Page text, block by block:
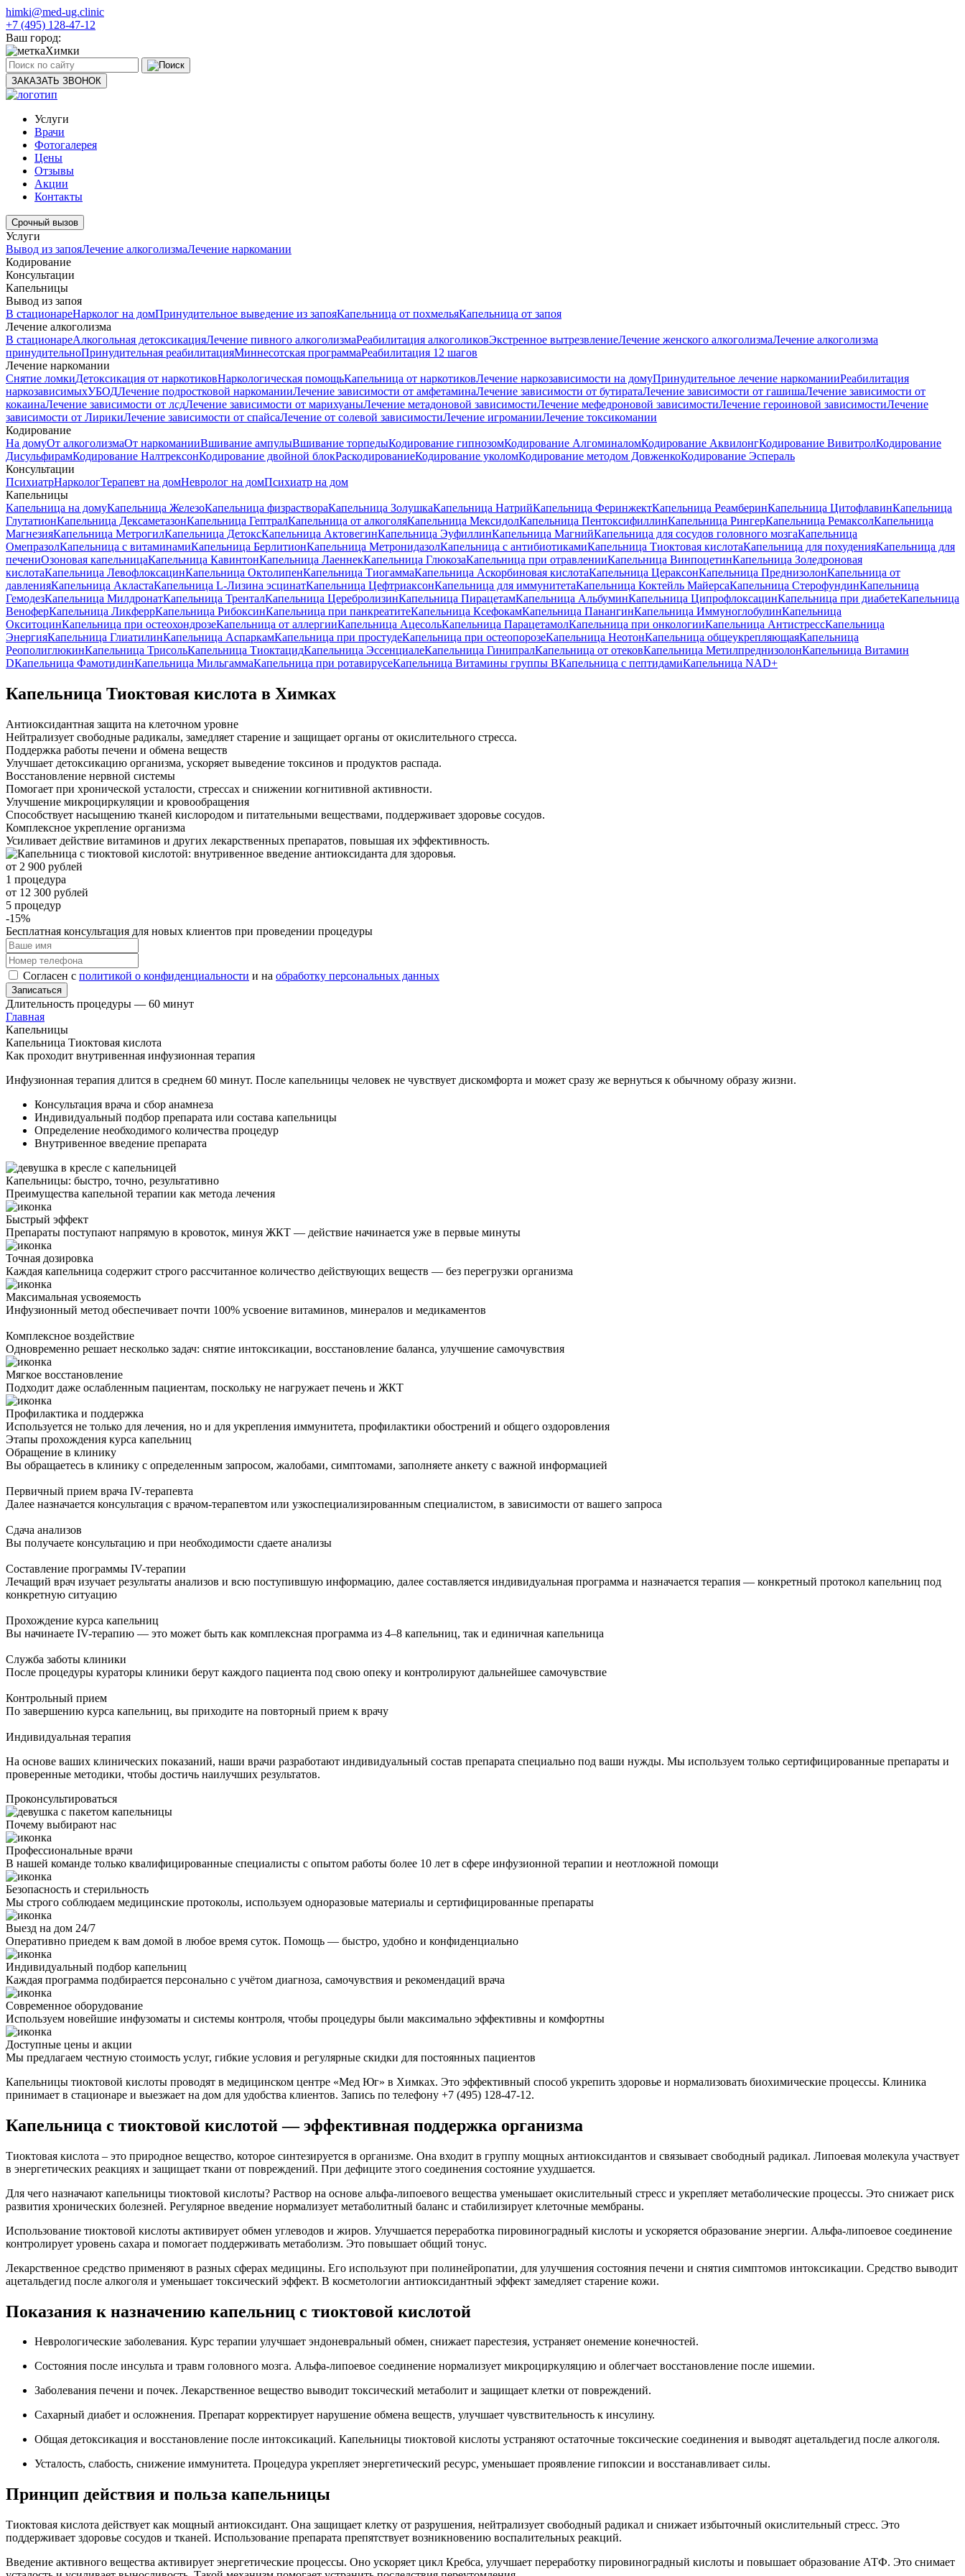
himki@med-ug.clinic
+7 (495) 128-47-12
Ваш город:
Химки
ЗАКАЗАТЬ ЗВОНОК
Услуги
Врачи
Фотогалерея
Цены
Отзывы
Акции
Контакты
Срочный вызов
Услуги
Вывод из запояЛечение алкоголизмаЛечение наркомании
Кодирование
Консультации
Капельницы
Вывод из запоя
В стационареНарколог на домПринудительное выведение из запояКапельница от похмельяКапельница от запоя
Лечение алкоголизма
В стационареАлкогольная детоксикацияЛечение пивного алкоголизмаРеабилитация алкоголиковЭкстренное вытрезвлениеЛечение женского алкоголизмаЛечение алкоголизма
принудительноПринудительная реабилитацияМиннесотская программаРеабилитация 12 шагов
Лечение наркомании
Снятие ломкиДетоксикация от наркотиковНаркологическая помощьКапельница от наркотиковЛечение наркозависимости на домуПринудительное лечение наркоманииРеабилитация
наркозависимыхУБОДЛечение подростковой наркоманииЛечение зависимости от амфетаминаЛечение зависимости от бутиратаЛечение зависимости от гашишаЛечение зависимости от
кокаинаЛечение зависимости от лсдЛечение зависимости от марихуаныЛечение метадоновой зависимостиЛечение мефедроновой зависимостиЛечение героиновой зависимостиЛечение
зависимости от ЛирикиЛечение зависимости от спайсаЛечение от солевой зависимостиЛечение игроманииЛечение токсикомании
Кодирование
На домуОт алкоголизмаОт наркоманииВшивание ампулыВшивание торпедыКодирование гипнозомКодирование АлгоминаломКодирование АквилонгКодирование ВивитролКодирование
ДисульфирамКодирование НалтрексонКодирование двойной блокРаскодированиеКодирование уколомКодирование методом ДовженкоКодирование Эспераль
Консультации
ПсихиатрНаркологТерапевт на домНевролог на домПсихиатр на дом
Капельницы
Капельница на домуКапельница ЖелезоКапельница физраствораКапельница ЗолушкаКапельница НатрийКапельница ФеринжектКапельница РеамберинКапельница ЦитофлавинКапельница
ГлутатионКапельница ДексаметазонКапельница ГептралКапельница от алкоголяКапельница МексидолКапельница ПентоксифиллинКапельница РингерКапельница РемаксолКапельница
МагнезияКапельница МетрогилКапельница ДетоксКапельница АктовегинКапельница ЭуфиллинКапельница МагнийКапельница для сосудов головного мозгаКапельница
ОмепразолКапельница с витаминамиКапельница БерлитионКапельница МетронидазолКапельница с антибиотикамиКапельница Тиоктовая кислотаКапельница для похуденияКапельница для
печениОзоновая капельницаКапельница КавинтонКапельница ЛаеннекКапельница ГлюкозаКапельница при отравленииКапельница ВинпоцетинКапельница Золедроновая
кислотаКапельница ЛевофлоксацинКапельница ОктолипенКапельница ТиогаммаКапельница Аскорбиновая кислотаКапельница ЦераксонКапельница ПреднизолонКапельница от
давленияКапельница АкластаКапельница L-Лизина эсцинатКапельница ЦефтриаксонКапельница для иммунитетаКапельница Коктейль МайерсаКапельница СтерофундинКапельница
ГемодезКапельница МилдронатКапельница ТренталКапельница ЦеребролизинКапельница ПирацетамКапельница АльбуминКапельница ЦипрофлоксацинКапельница при диабетеКапельница
ВеноферКапельница ЛикферрКапельница РибоксинКапельница при панкреатитеКапельница КсефокамКапельница ПанангинКапельница ИммуноглобулинКапельница
ОкситоцинКапельница при остеохондрозеКапельница от аллергииКапельница АцесольКапельница ПарацетамолКапельница при онкологииКапельница АнтистрессКапельница
ЭнергияКапельница ГлиатилинКапельница АспаркамКапельница при простудеКапельница при остеопорозеКапельница НеотонКапельница общеукрепляющаяКапельница
РеополиглюкинКапельница ТрисольКапельница ТиоктацидКапельница ЭссенциалеКапельница ГинипралКапельница от отековКапельница МетилпреднизолонКапельница Витамин
DКапельница ФамотидинКапельница МильгаммаКапельница при ротавирусеКапельница Витамины группы BКапельница с пептидамиКапельница NAD+
Капельница Тиоктовая кислота в Химках
Антиоксидантная защита на клеточном уровне
Нейтрализует свободные радикалы, замедляет старение и защищает органы от окислительного стресса.
Поддержка работы печени и обмена веществ
Улучшает детоксикацию организма, ускоряет выведение токсинов и продуктов распада.
Восстановление нервной системы
Помогает при хронической усталости, стрессах и снижении когнитивной активности.
Улучшение микроциркуляции и кровообращения
Способствует насыщению тканей кислородом и питательными веществами, поддерживает здоровье сосудов.
Комплексное укрепление организма
Усиливает действие витаминов и других лекарственных препаратов, повышая их эффективность.
от 2 900 рублей
1 процедура
от 12 300 рублей
5 процедур
-15%
Бесплатная консультация для новых клиентов при проведении процедуры
Согласен с политикой о конфиденциальности и на обработку персональных данных
Записаться
Длительность процедуры — 60 минут
Главная
Капельницы
Капельница Тиоктовая кислота
Как проходит внутривенная инфузионная терапия
Инфузионная терапия длится в среднем 60 минут. После капельницы человек не чувствует дискомфорта и может сразу же вернуться к обычному образу жизни.
Консультация врача и сбор анамнеза
Индивидуальный подбор препарата или состава капельницы
Определение необходимого количества процедур
Внутривенное введение препарата
Капельницы: быстро, точно, результативно
Преимущества капельной терапии как метода лечения
Быстрый эффект
Препараты поступают напрямую в кровоток, минуя ЖКТ — действие начинается уже в первые минуты
Точная дозировка
Каждая капельница содержит строго рассчитанное количество действующих веществ — без перегрузки организма
Максимальная усвояемость
Инфузионный метод обеспечивает почти 100% усвоение витаминов, минералов и медикаментов
Комплексное воздействие
Одновременно решает несколько задач: снятие интоксикации, восстановление баланса, улучшение самочувствия
Мягкое восстановление
Подходит даже ослабленным пациентам, поскольку не нагружает печень и ЖКТ
Профилактика и поддержка
Используется не только для лечения, но и для укрепления иммунитета, профилактики обострений и общего оздоровления
Этапы прохождения курса капельниц
Обращение в клинику
Вы обращаетесь в клинику с определенным запросом, жалобами, симптомами, заполняете анкету с важной информацией
Первичный прием врача IV-терапевта
Далее назначается консультация с врачом-терапевтом или узкоспециализированным специалистом, в зависимости от вашего запроса
Сдача анализов
Вы получаете консультацию и при необходимости сдаете анализы
Составление программы IV-терапии
Лечащий врач изучает результаты анализов и всю поступившую информацию, далее составляется индивидуальная программа и назначается терапия — конкретный протокол капельниц под
конкретную ситуацию
Прохождение курса капельниц
Вы начинаете IV-терапию — это может быть как комплексная программа из 4–8 капельниц, так и единичная капельница
Служба заботы клиники
После процедуры кураторы клиники берут каждого пациента под свою опеку и контролируют дальнейшее самочувствие
Контрольный прием
По завершению курса капельниц, вы приходите на повторный прием к врачу
Индивидуальная терапия
На основе ваших клинических показаний, наши врачи разработают индивидуальный состав препарата специально под ваши нужды. Мы используем только сертифицированные препараты и
проверенные методики, чтобы достичь наилучших результатов.
Проконсультироваться
Почему выбирают нас
Профессиональные врачи
В нашей команде только квалифицированные специалисты с опытом работы более 10 лет в сфере инфузионной терапии и неотложной помощи
Безопасность и стерильность
Мы строго соблюдаем медицинские протоколы, используем одноразовые материалы и сертифицированные препараты
Выезд на дом 24/7
Оперативно приедем к вам домой в любое время суток. Помощь — быстро, удобно и конфиденциально
Индивидуальный подбор капельниц
Каждая программа подбирается персонально с учётом диагноза, самочувствия и рекомендаций врача
Современное оборудование
Используем новейшие инфузоматы и системы контроля, чтобы процедуры были максимально эффективны и комфортны
Доступные цены и акции
Мы предлагаем честную стоимость услуг, гибкие условия и регулярные скидки для постоянных пациентов
Капельницы тиоктовой кислоты проводят в медицинском центре «Мед Юг» в Химках. Это эффективный способ укрепить здоровье и нормализовать биохимические процессы. Клиника
принимает в стационаре и выезжает на дом для удобства клиентов. Запись по телефону +7 (495) 128-47-12.
Капельница с тиоктовой кислотой — эффективная поддержка организма
Тиоктовая кислота – это природное вещество, которое синтезируется в организме. Она входит в группу мощных антиоксидантов и связывает свободный радикал. Липоевая молекула участвует
в энергетических реакциях и защищает ткани от повреждений. При дефиците этого соединения состояние ухудшается.
Для чего назначают капельницы тиоктовой кислоты? Раствор на основе альфа-липоевого вещества уменьшает окислительный стресс и укрепляет метаболические процессы. Это снижает риск
развития хронических болезней. Регулярное введение нормализует метаболитный баланс и стабилизирует клеточные мембраны.
Использование тиоктовой кислоты активирует обмен углеводов и жиров. Улучшается переработка пировиноградный кислоты и ускоряется образование энергии. Альфа-липоевое соединение
контролирует уровень сахара и помогает поддерживать метаболизм. Это повышает общий тонус.
Лекарственное средство применяют в разных сферах медицины. Его используют при полинейропатии, для улучшения состояния печени и снятия симптомов интоксикации. Средство выводит
ацетальдегид после алкоголя и уменьшает токсический эффект. В косметологии антиоксидантный эффект замедляет старение кожи.
Показания к назначению капельниц с тиоктовой кислотой
Неврологические заболевания. Курс терапии улучшает эндоневральный обмен, снижает парестезия, устраняет онемение конечностей.
Состояния после инсульта и травм головного мозга. Альфа-липоевое соединение нормализует микроциркуляцию и облегчает восстановление после ишемии.
Заболевания печени и почек. Лекарственное вещество выводит токсический метаболит и защищает клетки от повреждений.
Сахарный диабет и осложнения. Препарат корректирует нарушение обмена веществ, улучшает чувствительность к инсулину.
Общая детоксикация и восстановление после интоксикаций. Капельницы тиоктовой кислоты устраняют остаточные токсические соединения и выводят ацетальдегид после алкоголя.
Усталость, слабость, снижение иммунитета. Процедура укрепляет энергетический ресурс, уменьшает проявление гипоксии и восстанавливает силы.
Принцип действия и польза капельницы
Тиоктовая кислота действует как мощный антиоксидант. Она защищает клетку от разрушения, нейтрализует свободный радикал и снижает избыточный окислительный стресс. Это
поддерживает здоровье сосудов и тканей. Использование препарата препятствует возникновению воспалительных реакций.
Введение активного вещества активирует энергетические процессы. Оно ускоряет цикл Кребса, улучшает переработку пировиноградный кислоты и повышает образование АТФ. Это снимает